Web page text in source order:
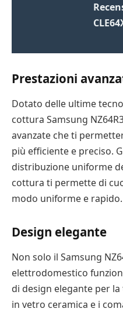
Prestazioni
Dotato delle ultime
cottura Samsung
avanzate che ti
più efficiente e preciso.
distribuzione uniforme
cottura ti permette di
modo uniforme e rapido.
Design elegante
Non solo il Samsung
elettrodomestico
di design elegante per
in vetro ceramica e i